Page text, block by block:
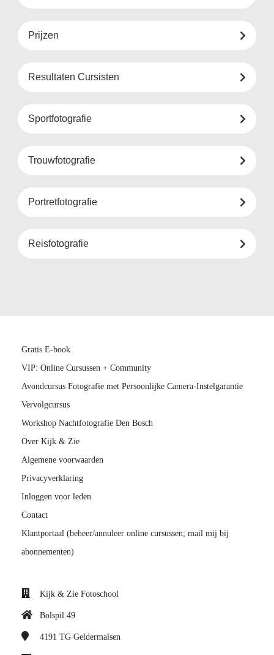
Prijzen
Resultaten Cursisten
Sportfotografie
Trouwfotografie
Portretfotografie
Reisfotografie
Gratis E-book
VIP: Online Cursussen + Community
Avondcursus Fotografie met Persoonlijke Camera-Instelgarantie
Vervolgcursus
Workshop Nachtfotografie Den Bosch
Over Kijk & Zie
Algemene voorwaarden
Privacyverklaring
Inloggen voor leden
Contact
Klantportaal (beheer/annuleer online cursussen; mail mij bij
abonnementen)
Kijk & Zie Fotoschool
Bolspil 49
4191 TG Geldermalsen